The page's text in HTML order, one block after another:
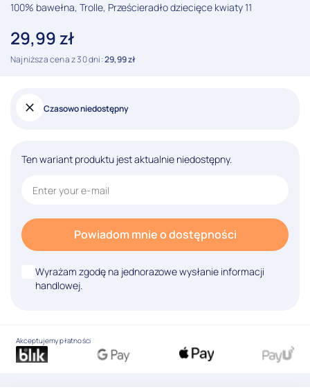
100% bawełna, Trolle, Prześcieradło dziecięce kwiaty 11
29,99zł
Najniższa cena z 30 dni:29,99zł
Czasowo niedostępny
Ten wariant produktu jest aktualnie niedostępny.
Powiadom mnie o dostępności
Wyrażam zgodę na jednorazowe wysłanie informacji
handlowej.
Akceptujemy płatności